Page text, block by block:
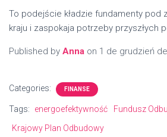
To podejście kładzie fundamenty pod
kraju i zaspokaja potrzeby przyszłych
Published by Anna on 1 de grudzień
Categories: FINANSE
Tags: energoefektywność
Fundusz
Krajowy Plan Odbudowy